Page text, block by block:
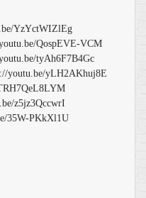
YzYctWIZlEg
QospEVE-VCM
tyAh6F7B4Gc
youtu.be/yLH2AKhuj8E
z5jz3QccwrI
35W-PKkXl1U